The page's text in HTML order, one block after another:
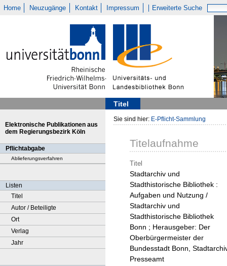
Home Neuzugänge Kontakt Impressum Erweiterte Suche
Titel
Elektronische Publikationen aus
dem Regierungsbezirk Köln
Pflichtabgabe
Ablieferungsverfahren
Listen
Titel
Autor / Beteiligte
Ort
Verlag
Jahr
Sie sind hier: E-Pflicht-Sammlung
Titelaufnahme
Titel
Stadtarchiv und
Stadthistorische Bibliothek :
Aufgaben und Nutzung /
Stadtarchiv und
Stadthistorische Bibliothek
Bonn ; Herausgeber: Der
Oberbürgermeister der
Bundesstadt Bonn,
Presseamt